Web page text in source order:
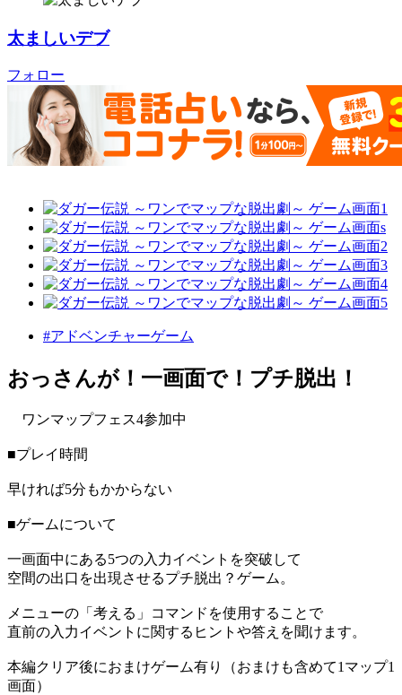
太ましいデブ
フォロー
#アドベンチャーゲーム
おっさんが！一画面で！プチ脱出！
ワンマップフェス4参加中
■プレイ時間
早ければ5分もかからない
■ゲームについて
一画面中にある5つの入力イベントを突破して
空間の出口を出現させるプチ脱出？ゲーム。
メニューの「考える」コマンドを使用することで
直前の入力イベントに関するヒントや答えを聞けます。
本編クリア後におまけゲーム有り（おまけも含めて1マップ1
画面）